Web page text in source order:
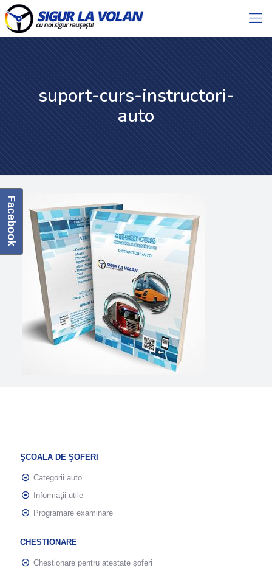
suport-curs-instructori-
auto
ŞCOALA DE ŞOFERI
Categorii auto
Informaţii utile
Programare examinare
CHESTIONARE
Chestionare pentru atestate şoferi
Facebook